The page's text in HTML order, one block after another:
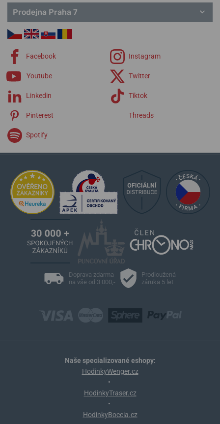
Prodejna Praha 7
Facebook Instagram
Youtube Twitter
Linkedin Tiktok
Pinterest Threads
Spotify
Doprava zdarma
na vše od 3 000,-
Prodloužená
záruka 5 let
Naše specializované eshopy:
HodinkyWenger.cz
•
HodinkyTraser.cz
•
HodinkyBoccia.cz